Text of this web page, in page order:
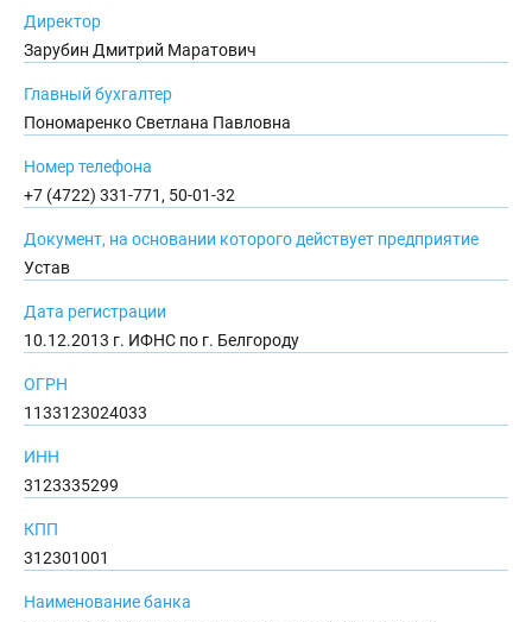
Директор
Зарубин Дмитрий Маратович
Главный бухгалтер
Пономаренко Светлана Павловна
Номер телефона
+7 (4722) 331-771, 50-01-32
Документ, на основании которого действует предприятие
Устав
Дата регистрации
10.12.2013 г. ИФНС по г. Белгороду
ОГРН
1133123024033
ИНН
3123335299
КПП
312301001
Наименование банка